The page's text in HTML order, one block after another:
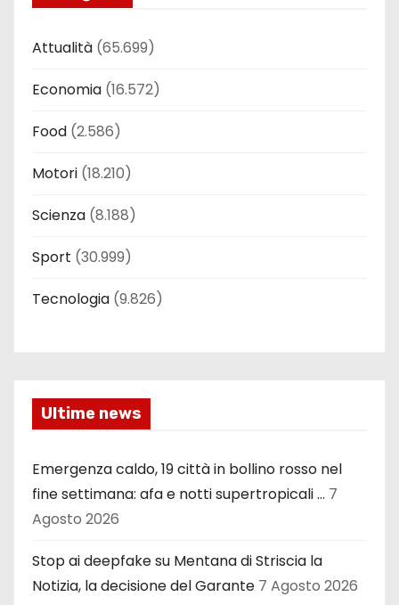
Attualità (65.699)
Economia (16.572)
Food (2.586)
Motori (18.210)
Scienza (8.188)
Sport (30.999)
Tecnologia (9.826)
Ultime news
Emergenza caldo, 19 città in bollino rosso nel
fine settimana: afa e notti supertropicali … 7
Agosto 2026
Stop ai deepfake su Mentana di Striscia la
Notizia, la decisione del Garante 7 Agosto 2026